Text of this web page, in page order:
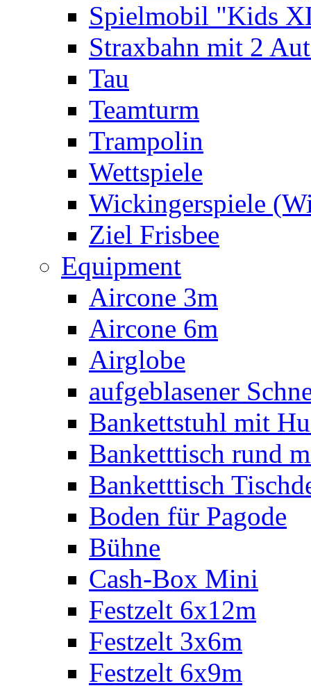
Spielmobil "Kids
Straxbahn mit 2
Tau
Teamturm
Trampolin
Wettspiele
Wickingerspiele
Ziel Frisbee
Equipment
Aircone 3m
Aircone 6m
Airglobe
aufgeblasener
Bankettstuhl mit
Banketttisch rund
Banketttisch
Boden für Pagode
Bühne
Cash-Box Mini
Festzelt 6x12m
Festzelt 3x6m
Festzelt 6x9m